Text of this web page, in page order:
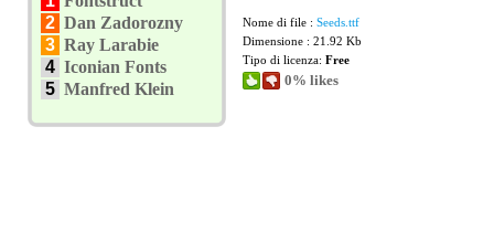
2 Dan Zadorozny
3 Ray Larabie
4 Iconian Fonts
5 Manfred Klein
Nome di file : Seeds.ttf
Dimensione : 21.92 Kb
Tipo di licenza: Free
0% likes